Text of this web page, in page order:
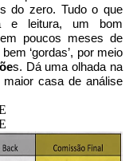
do zero. Tudo o que
e leitura, um bom
poucos meses de
‘gordas’, por meio
s. Dá uma olhada na
casa de análise